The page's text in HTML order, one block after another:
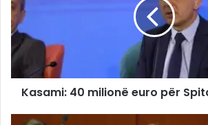
Kasami: 40 milionë euro për